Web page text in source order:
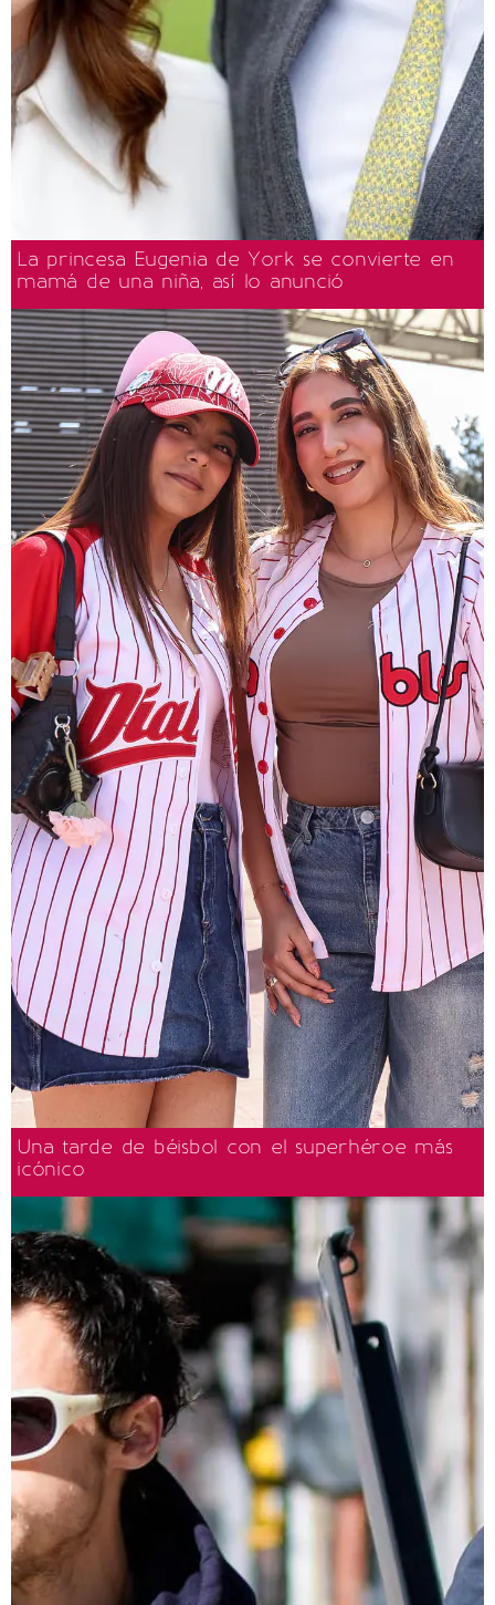
La princesa Eugenia de York se convierte en
mamá de una niña, así lo anunció
Una tarde de béisbol con el superhéroe más
icónico